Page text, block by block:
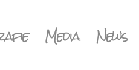
Media News